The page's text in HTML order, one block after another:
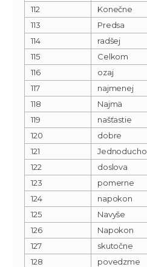
112
Konečne
113
Predsa
114
radšej
115
Celkom
116
ozaj
117
najmenej
118
Najmä
119
našťastie
120
dobre
121
Jednoducho
122
doslova
123
pomerne
124
napokon
125
Navyše
126
Napokon
127
skutočne
128
povedzme